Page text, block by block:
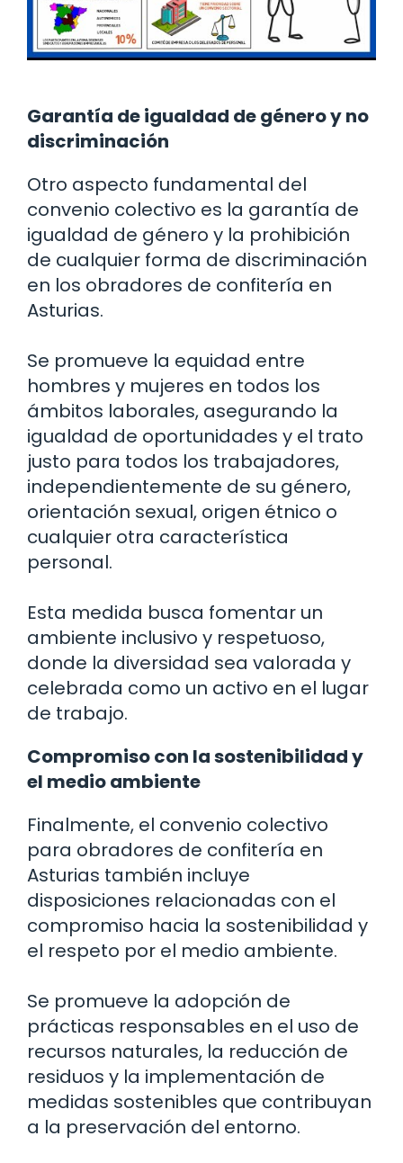
Garantía de igualdad de género y no
discriminación
Otro aspecto fundamental del
convenio colectivo es la garantía de
igualdad de género y la prohibición
de cualquier forma de discriminación
en los obradores de confitería en
Asturias.
Se promueve la equidad entre
hombres y mujeres en todos los
ámbitos laborales, asegurando la
igualdad de oportunidades y el trato
justo para todos los trabajadores,
independientemente de su género,
orientación sexual, origen étnico o
cualquier otra característica
personal.
Esta medida busca fomentar un
ambiente inclusivo y respetuoso,
donde la diversidad sea valorada y
celebrada como un activo en el lugar
de trabajo.
Compromiso con la sostenibilidad y
el medio ambiente
Finalmente, el convenio colectivo
para obradores de confitería en
Asturias también incluye
disposiciones relacionadas con el
compromiso hacia la sostenibilidad y
el respeto por el medio ambiente.
Se promueve la adopción de
prácticas responsables en el uso de
recursos naturales, la reducción de
residuos y la implementación de
medidas sostenibles que contribuyan
a la preservación del entorno.